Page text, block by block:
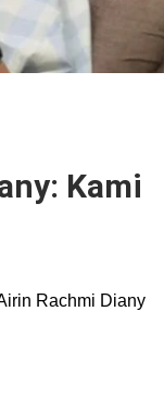
Kami
Rachmi Diany